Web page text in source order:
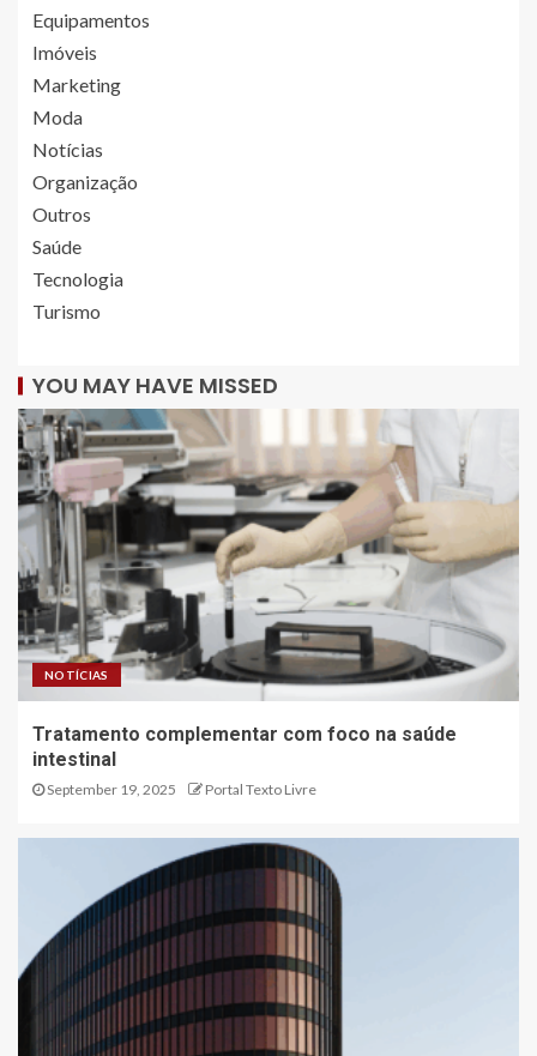
Equipamentos
Imóveis
Marketing
Moda
Notícias
Organização
Outros
Saúde
Tecnologia
Turismo
YOU MAY HAVE MISSED
NOTÍCIAS
Tratamento complementar com foco na saúde
intestinal
September 19, 2025 Portal Texto Livre